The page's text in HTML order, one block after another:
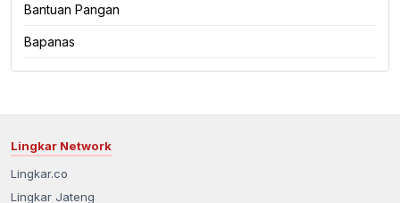
Bantuan Pangan
Bapanas
Lingkar Network
Lingkar.co
Lingkar Jateng